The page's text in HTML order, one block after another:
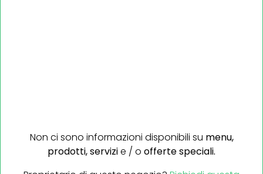
Non ci sono informazioni disponibili su menu,
prodotti,servizie / o offerte speciali.